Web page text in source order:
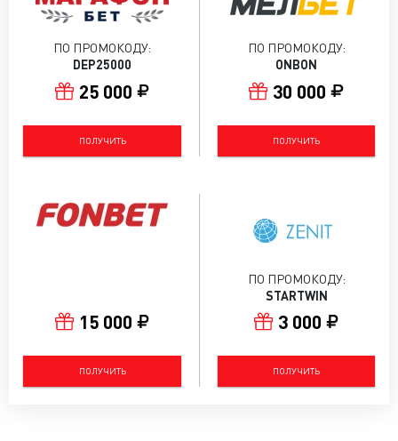
ПО ПРОМОКОДУ:
DEP25000
25 000
ПОЛУЧИТЬ
ПО ПРОМОКОДУ:
ONBON
30 000
ПОЛУЧИТЬ
15 000
ПОЛУЧИТЬ
ПО ПРОМОКОДУ:
STARTWIN
3 000
ПОЛУЧИТЬ